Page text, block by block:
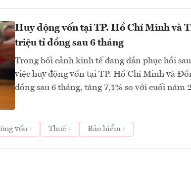
Huy động vốn tại TP. Hồ Chí Minh và
triệu tỉ đồng sau 6 tháng
Trong bối cảnh kinh tế đang dần phục hồi
việc huy động vốn tại TP. Hồ Chí Minh và
đồng sau 6 tháng, tăng 7,1% so với cuối năm
vốn Thuế Bảo hiểm